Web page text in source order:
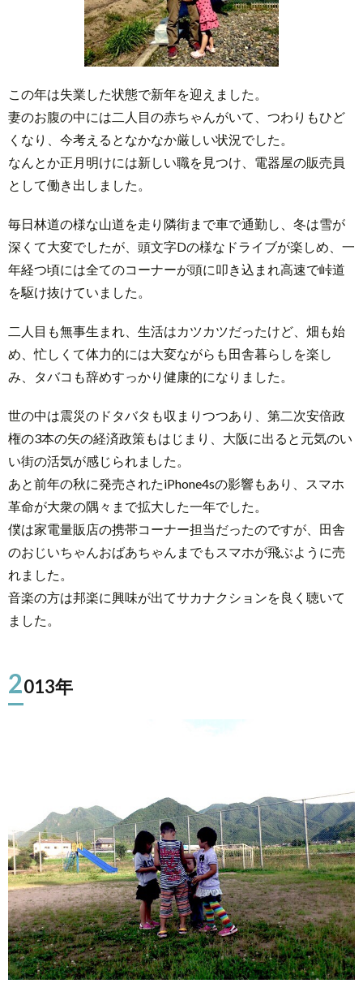
この年は失業した状態で新年を迎えました。
妻のお腹の中には二人目の赤ちゃんがいて、つわりもひど
くなり、今考えるとなかなか厳しい状況でした。
なんとか正月明けには新しい職を見つけ、電器屋の販売員
として働き出しました。
毎日林道の様な山道を走り隣街まで車で通勤し、冬は雪が
深くて大変でしたが、頭文字Dの様なドライブが楽しめ、一
年経つ頃には全てのコーナーが頭に叩き込まれ高速で峠道
を駆け抜けていました。
二人目も無事生まれ、生活はカツカツだったけど、畑も始
め、忙しくて体力的には大変ながらも田舎暮らしを楽し
み、タバコも辞めすっかり健康的になりました。
世の中は震災のドタバタも収まりつつあり、第二次安倍政
権の3本の矢の経済政策もはじまり、大阪に出ると元気のい
い街の活気が感じられました。
あと前年の秋に発売されたiPhone4sの影響もあり、スマホ
革命が大衆の隅々まで拡大した一年でした。
僕は家電量販店の携帯コーナー担当だったのですが、田舎
のおじいちゃんおばあちゃんまでもスマホが飛ぶように売
れました。
音楽の方は邦楽に興味が出てサカナクションを良く聴いて
ました。
2013年